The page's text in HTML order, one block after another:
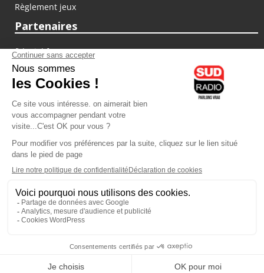
Règlement jeux
Partenaires
fiducial.fr
lyoncapitale.fr
olympique-et-lyonnais.com
L'application Iphone / Android
Téléchargez l'application
Les cookies
Gestion des cookies
Crédit photos : ©Sud Radio / Pierre Olivier
Jacques Pessis
Alexandre Delovane
C'est votre avenir